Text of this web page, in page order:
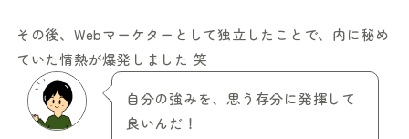
その後、Webマーケターとして独立したことで、内に秘め
ていた情熱が爆発しました 笑
自分の強みを、思う存分に発揮して
良いんだ！